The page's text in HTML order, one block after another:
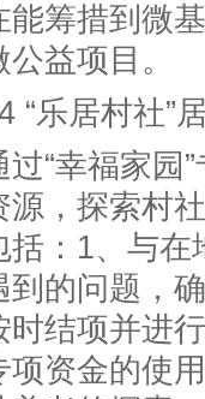
能筹措到微
公益项目。
“乐居村社”
过“幸福家园
源，探索村
括：1、与在
到的问题，
时结项并进
项资金的使